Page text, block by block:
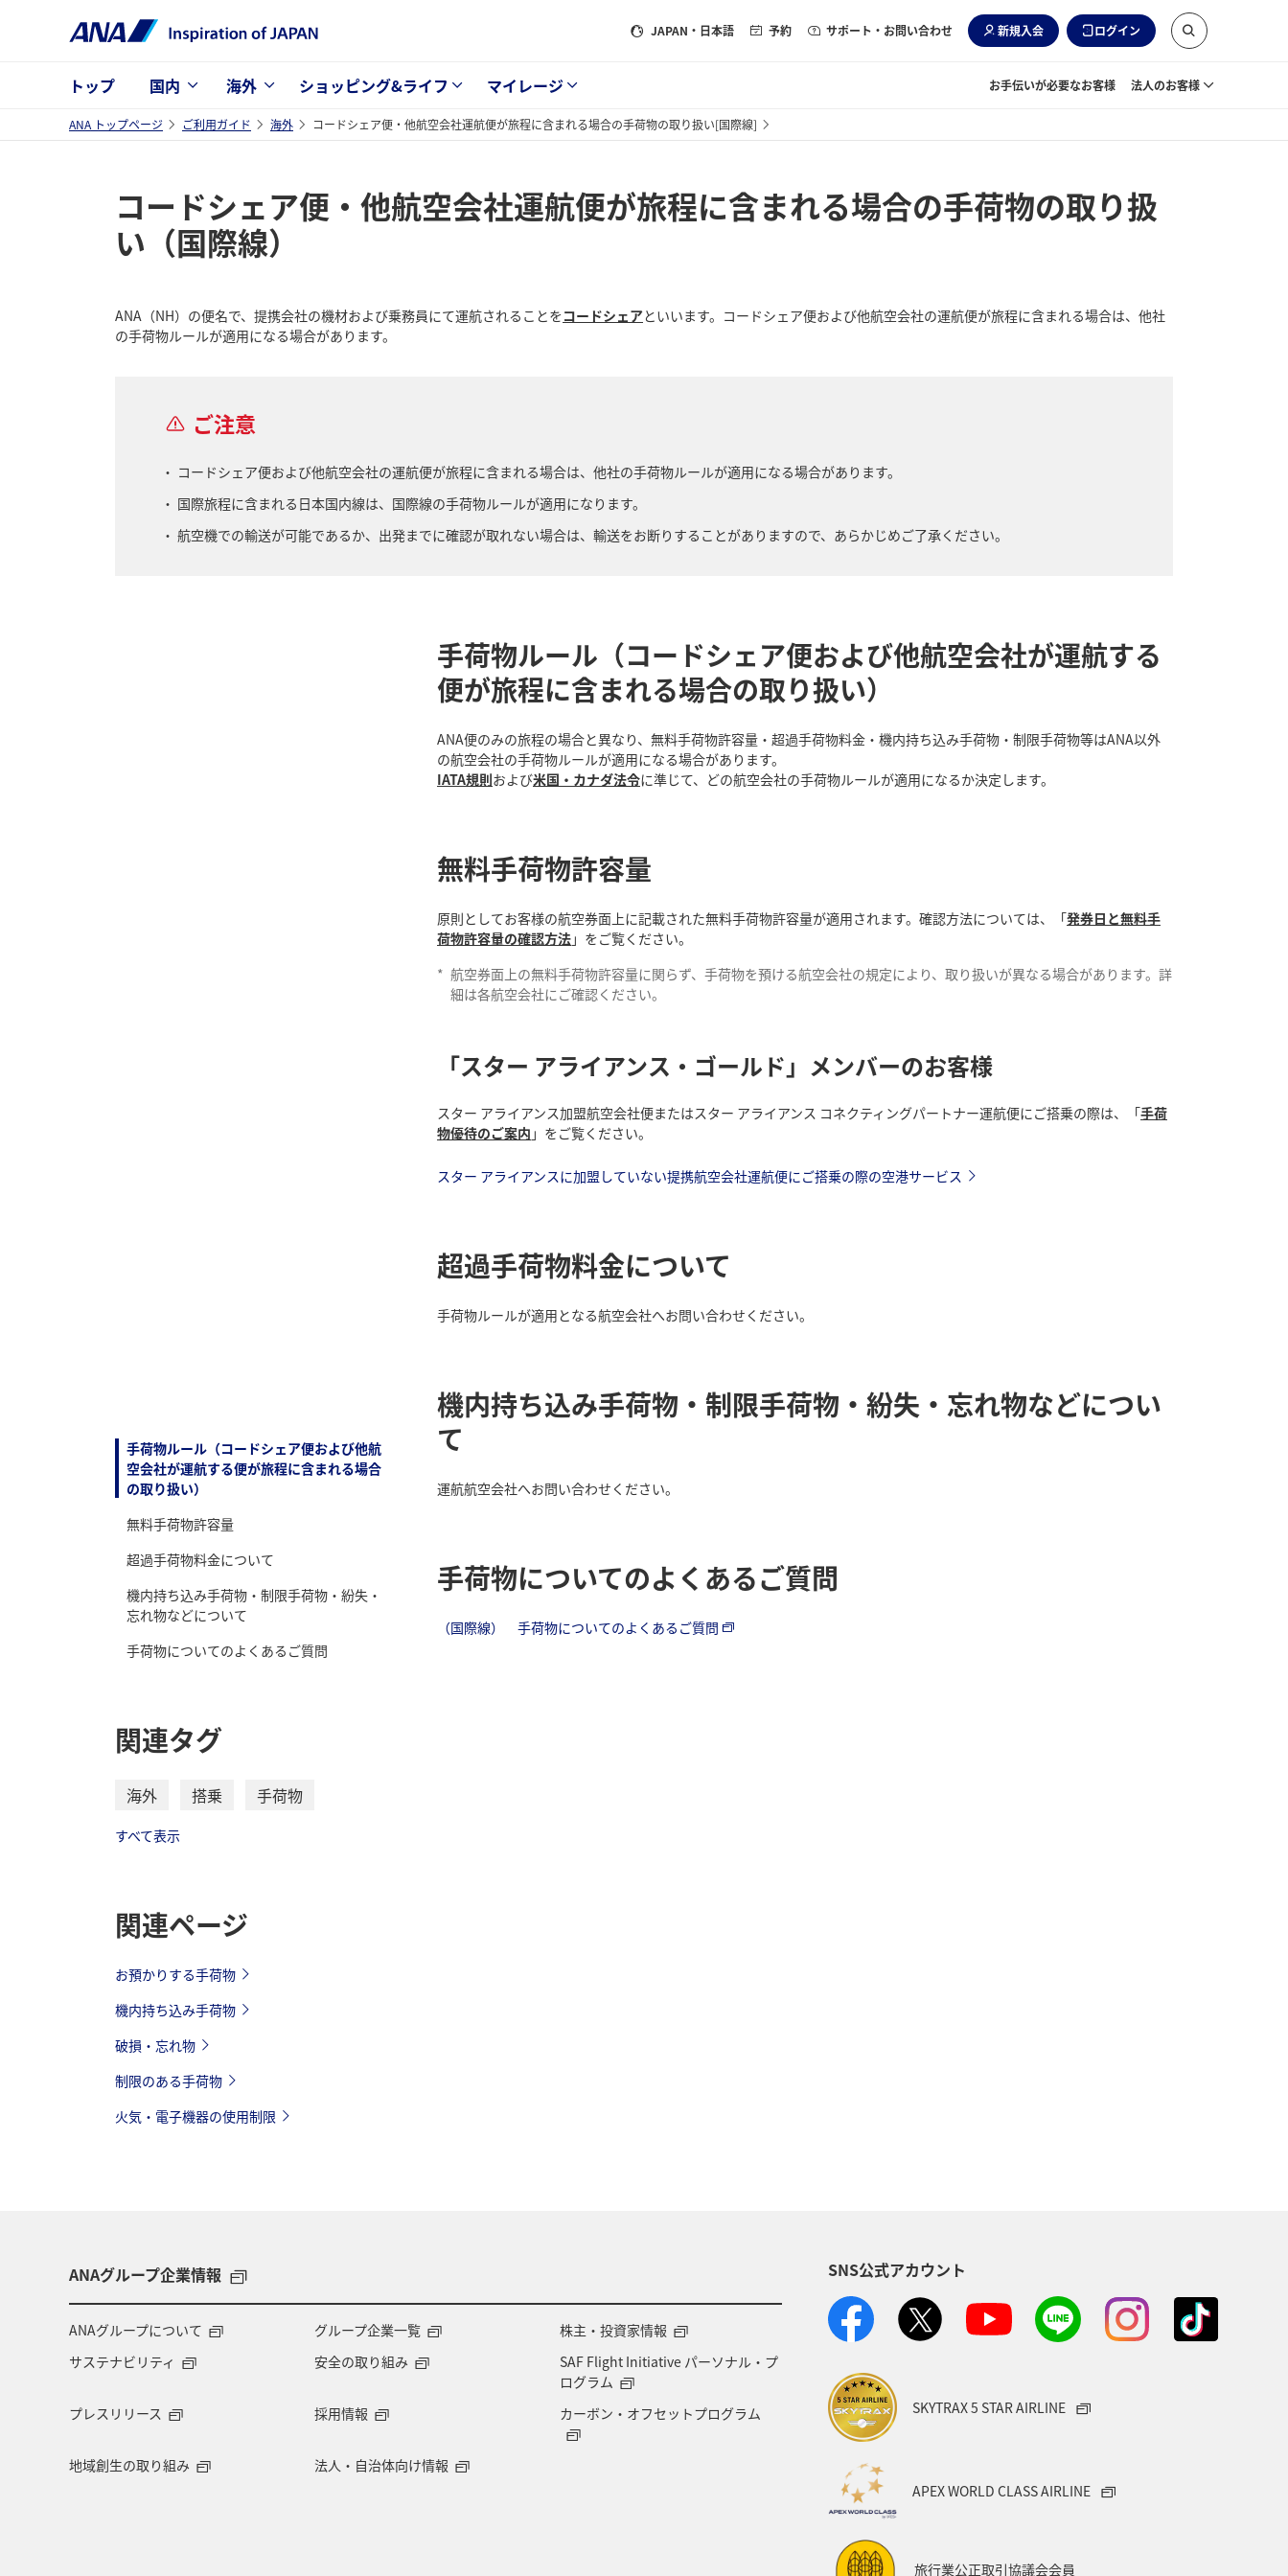
JAPAN ・日本語 予約 サポート・お問い合わせ 新規入会 ログイン
トップ 国内 海外 ショッピング&ライフ マイレージ お手伝いが必要なお客様 法人のお客様
ANA トップページ ご利用ガイド 海外 コードシェア便・他航空会社運航便が旅程に含まれる場合の手荷物の取り扱い[国際線]
コードシェア便・他航空会社運航便が旅程に含まれる場合の手荷物の取り扱
い（国際線）
ANA（NH）の便名で、提携会社の機材および乗務員にて運航されることをコードシェアといいます。コードシェア便および他航空会社の運航便が旅程に含まれる場合は、他社
の手荷物ルールが適用になる場合があります。
ご注意
コードシェア便および他航空会社の運航便が旅程に含まれる場合は、他社の手荷物ルールが適用になる場合があります。
国際旅程に含まれる日本国内線は、国際線の手荷物ルールが適用になります。
航空機での輸送が可能であるか、出発までに確認が取れない場合は、輸送をお断りすることがありますので、あらかじめご了承ください。
手荷物ルール（コードシェア便および他航
空会社が運航する便が旅程に含まれる場合
の取り扱い）
無料手荷物許容量
超過手荷物料金について
機内持ち込み手荷物・制限手荷物・紛失・
忘れ物などについて
手荷物についてのよくあるご質問
手荷物ルール（コードシェア便および他航空会社が運航する
便が旅程に含まれる場合の取り扱い）
ANA便のみの旅程の場合と異なり、無料手荷物許容量・超過手荷物料金・機内持ち込み手荷物・制限手荷物等はANA以外
の航空会社の手荷物ルールが適用になる場合があります。
IATA規則および米国・カナダ法令に準じて、どの航空会社の手荷物ルールが適用になるか決定します。
無料手荷物許容量
原則としてお客様の航空券面上に記載された無料手荷物許容量が適用されます。確認方法については、「発券日と無料手
荷物許容量の確認方法」をご覧ください。
* 航空券面上の無料手荷物許容量に関らず、手荷物を預ける航空会社の規定により、取り扱いが異なる場合があります。詳
細は各航空会社にご確認ください。
「スター アライアンス・ゴールド」メンバーのお客様
スター アライアンス加盟航空会社便またはスター アライアンス コネクティングパートナー運航便にご搭乗の際は、「手荷
物優待のご案内 」をご覧ください。
スター アライアンスに加盟していない提携航空会社運航便にご搭乗の際の空港サービス
超過手荷物料金について
手荷物ルールが適用となる航空会社へお問い合わせください。
機内持ち込み手荷物・制限手荷物・紛失・忘れ物などについ
て
運航航空会社へお問い合わせください。
手荷物についてのよくあるご質問
（国際線） 手荷物についてのよくあるご質問
関連タグ
海外 搭乗 手荷物
すべて表示
関連ページ
お預かりする手荷物
機内持ち込み手荷物
破損・忘れ物
制限のある手荷物
火気・電子機器の使用制限
ANAグループ企業情報
ANAグループについて グループ企業一覧
株主・投資家情報
サステナビリティ
安全の取り組み
SAF Flight Initiative パーソナル・プ
ログラム
プレスリリース
採用情報 カーボン・オフセットプログラム
地域創生の取り組み 法人・自治体向け情報
SNS公式アカウント
SKYTRAX 5 STAR AIRLINE
APEX WORLD CLASS AIRLINE
旅行業公正取引協議会会員